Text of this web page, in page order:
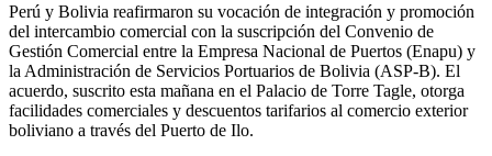
Perú y Bolivia reafirmaron su vocación de integración y promoción
del intercambio comercial con la suscripción del Convenio de
Gestión Comercial entre la Empresa Nacional de Puertos (Enapu) y
la Administración de Servicios Portuarios de Bolivia (ASP-B). El
acuerdo, suscrito esta mañana en el Palacio de Torre Tagle, otorga
facilidades comerciales y descuentos tarifarios al comercio exterior
boliviano a través del Puerto de Ilo.